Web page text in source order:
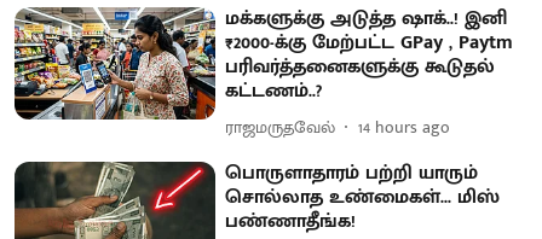
மக்களுக்கு அடுத்த ஷாக்..! இனி
₹2000-க்கு மேற்பட்ட GPay , Paytm
பரிவர்த்தனைகளுக்கு கூடுதல்
கட்டணம்..?
ராஜமருதவேல் 14 hours ago
பொருளாதாரம் பற்றி யாரும்
சொல்லாத உண்மைகள்... மிஸ்
பண்ணாதீங்க!